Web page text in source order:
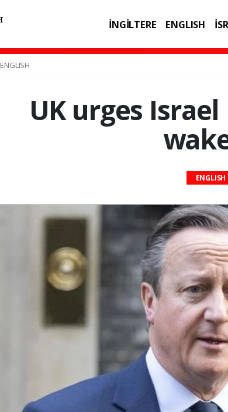
İNGİLTERE ENGLISH
ENGLISH
UK urges
ENGLISH